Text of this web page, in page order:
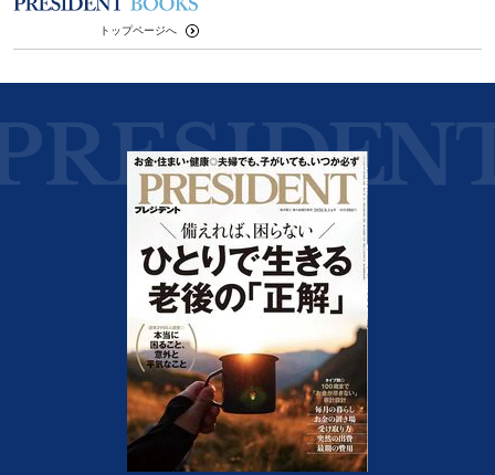
トップページへ